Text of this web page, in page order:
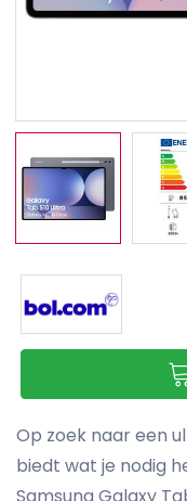
Op zoek naar een
biedt wat je nodig